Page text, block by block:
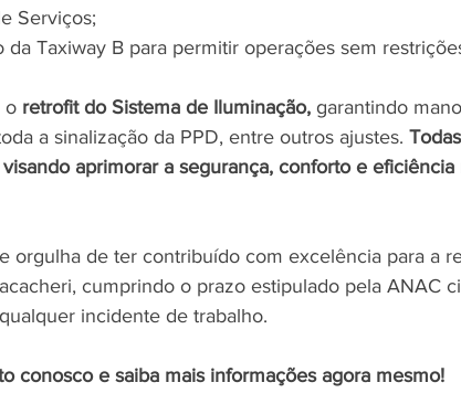
Serviços;
da Taxiway B para permitir operações sem
o retrofit do Sistema de Iluminação, garantindo
a sinalização da PPD, entre outros ajustes.
aprimorar a segurança, conforto e
orgulha de ter contribuído com excelência para a
cumprindo o prazo estipulado pela ANAC
incidente de trabalho.
conosco e saiba mais informações agora mesmo!